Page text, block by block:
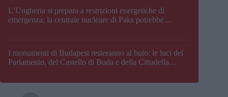
L’Ungheria si prepara a restrizioni energetiche di
emergenza; la centrale nucleare di Paks potrebbe
I monumenti di Budapest resteranno al buio: le luci del
Parlamento, del Castello di Buda e della Cittadella